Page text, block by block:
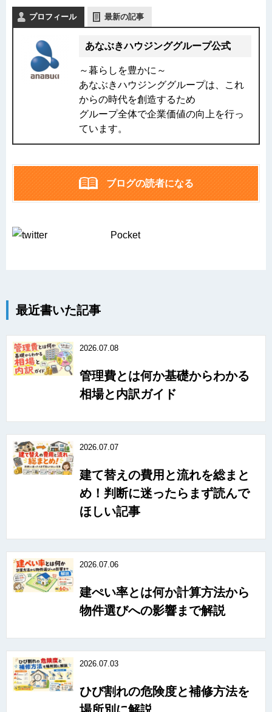
プロフィール 最新の記事
あなぶきハウジンググループ公式
～暮らしを豊かに～
あなぶきハウジンググループは、これ
からの時代を創造するため
グループ全体で企業価値の向上を行っ
ています。
ブログの読者になる
Pocket
最近書いた記事
2026.07.08
管理費とは何か基礎からわかる
相場と内訳ガイド
2026.07.07
建て替えの費用と流れを総まと
め！判断に迷ったらまず読んで
ほしい記事
2026.07.06
建ぺい率とは何か計算方法から
物件選びへの影響まで解説
2026.07.03
ひび割れの危険度と補修方法を